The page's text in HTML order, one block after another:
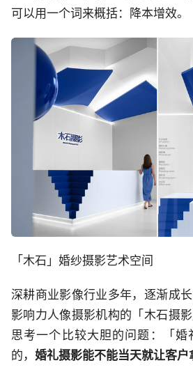
可以用一个词来概括：降本增效。
「木石」婚纱摄影艺术空间
深耕商业影像行业多年，逐渐成
影响力人像摄影机构的「木石摄
思考一个比较大胆的问题：「婚
的， 婚礼摄影能不能当天就让客户